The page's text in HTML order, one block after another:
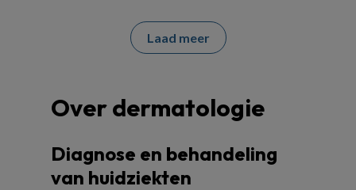
Laad meer
Over dermatologie
Diagnose en behandeling
van huidziekten